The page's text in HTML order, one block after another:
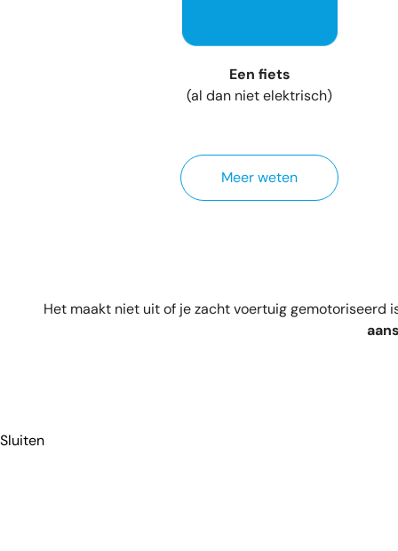
Een fiets
(al dan niet elektrisch)
Meer weten
Het maakt niet uit of je zacht voertuig gemotoriseerd
Sluiten